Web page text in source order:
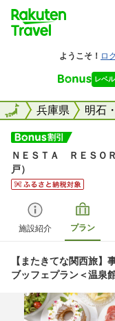
全国兵庫県 明石
全国
ＮＥＳＴＡ ＲＥＳＯ
戸）
施設紹介 プラン
【またきてな関西旅】
ブッフェプラン＜温泉